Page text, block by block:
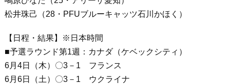
松井珠己（28・PFUブルーキャッツ石川かほく）
【日程・結果】※日本時間
■予選ラウンド第1週：カナダ（ケベックシティ）
6月4日（木）〇3－1 フランス
6月6日（土）〇3－1 ウクライナ